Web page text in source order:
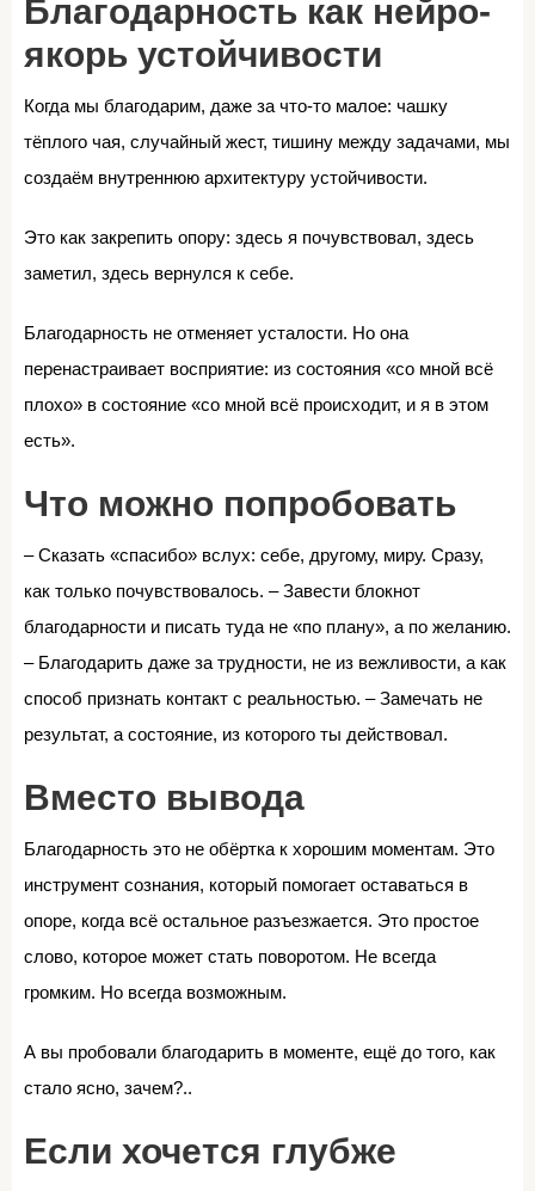
Благодарность как нейро-
якорь устойчивости
Когда мы благодарим, даже за что-то малое: чашку
тёплого чая, случайный жест, тишину между задачами, мы
создаём внутреннюю архитектуру устойчивости.
Это как закрепить опору: здесь я почувствовал, здесь
заметил, здесь вернулся к себе.
Благодарность не отменяет усталости. Но она
перенастраивает восприятие: из состояния «со мной всё
плохо» в состояние «со мной всё происходит, и я в этом
есть».
Что можно попробовать
– Сказать «спасибо» вслух: себе, другому, миру. Сразу,
как только почувствовалось. – Завести блокнот
благодарности и писать туда не «по плану», а по желанию.
– Благодарить даже за трудности, не из вежливости, а как
способ признать контакт с реальностью. – Замечать не
результат, а состояние, из которого ты действовал.
Вместо вывода
Благодарность это не обёртка к хорошим моментам. Это
инструмент сознания, который помогает оставаться в
опоре, когда всё остальное разъезжается. Это простое
слово, которое может стать поворотом. Не всегда
громким. Но всегда возможным.
А вы пробовали благодарить в моменте, ещё до того, как
стало ясно, зачем?..
Если хочется глубже